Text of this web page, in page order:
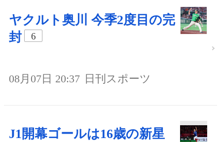
ヤクルト奥川 今季2度目の完
封
6
08月07日 20:37 日刊スポーツ
J1開幕ゴールは16歳の新星